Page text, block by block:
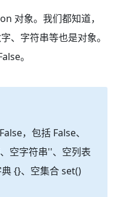
对象。我们都知道，
、字符串等也是对象。
。
，包括 False、
空字符串''、空列表
{}、空集合 set()